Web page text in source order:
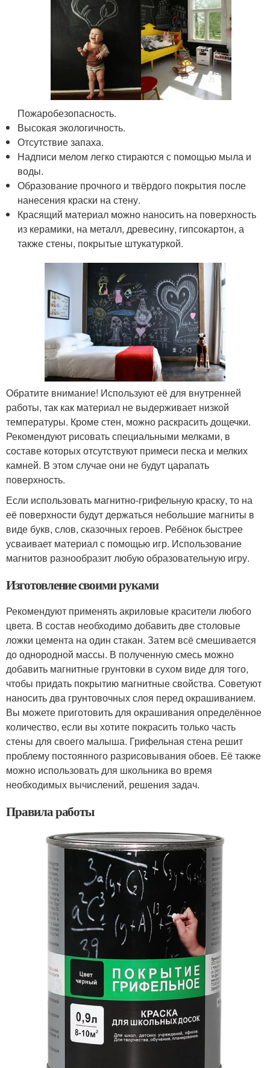
Пожаробезопасность.
Высокая экологичность.
Отсутствие запаха.
Надписи мелом легко стираются с помощью мыла и
воды.
Образование прочного и твёрдого покрытия после
нанесения краски на стену.
Красящий материал можно наносить на поверхность
из керамики, на металл, древесину, гипсокартон, а
также стены, покрытые штукатуркой.
Обратите внимание! Используют её для внутренней
работы, так как материал не выдерживает низкой
температуры. Кроме стен, можно раскрасить дощечки.
Рекомендуют рисовать специальными мелками, в
составе которых отсутствуют примеси песка и мелких
камней. В этом случае они не будут царапать
поверхность.
Если использовать магнитно-грифельную краску, то на
её поверхности будут держаться небольшие магниты в
виде букв, слов, сказочных героев. Ребёнок быстрее
усваивает материал с помощью игр. Использование
магнитов разнообразит любую образовательную игру.
Изготовление своими руками
Рекомендуют применять акриловые красители любого
цвета. В состав необходимо добавить две столовые
ложки цемента на один стакан. Затем всё смешивается
до однородной массы. В полученную смесь можно
добавить магнитные грунтовки в сухом виде для того,
чтобы придать покрытию магнитные свойства. Советуют
наносить два грунтовочных слоя перед окрашиванием.
Вы можете приготовить для окрашивания определённое
количество, если вы хотите покрасить только часть
стены для своего малыша. Грифельная стена решит
проблему постоянного разрисовывания обоев. Её также
можно использовать для школьника во время
необходимых вычислений, решения задач.
Правила работы